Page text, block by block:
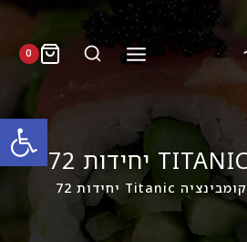
פתח
0
קומבינציה Titanic יחידות 72